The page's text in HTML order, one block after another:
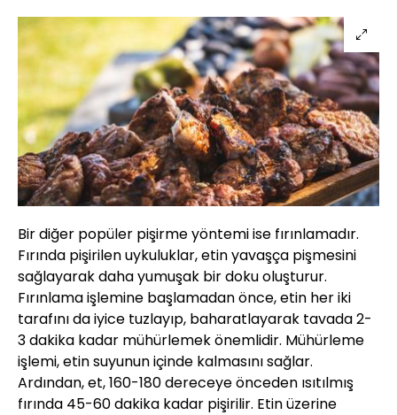
Bir diğer popüler pişirme yöntemi ise fırınlamadır.
Fırında pişirilen uykuluklar, etin yavaşça pişmesini
sağlayarak daha yumuşak bir doku oluşturur.
Fırınlama işlemine başlamadan önce, etin her iki
tarafını da iyice tuzlayıp, baharatlayarak tavada 2-
3 dakika kadar mühürlemek önemlidir. Mühürleme
işlemi, etin suyunun içinde kalmasını sağlar.
Ardından, et, 160-180 dereceye önceden ısıtılmış
fırında 45-60 dakika kadar pişirilir. Etin üzerine